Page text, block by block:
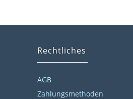
Rechtliches
AGB
Zahlungsmethoden